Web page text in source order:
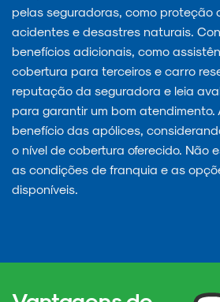
pelas seguradoras, como proteção
acidentes e desastres naturais.
benefícios adicionais, como
cobertura para terceiros e carro
reputação da seguradora e leia
para garantir um bom atendimento.
benefício das apólices,
o nível de cobertura oferecido. Não
as condições de franquia e as
disponíveis.